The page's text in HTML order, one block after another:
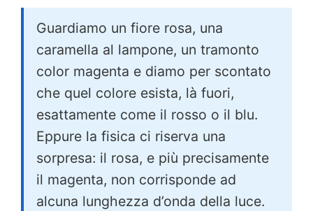
Guardiamo un fiore rosa, una
caramella al lampone, un tramonto
color magenta e diamo per scontato
che quel colore esista, là fuori,
esattamente come il rosso o il blu.
Eppure la fisica ci riserva una
sorpresa: il rosa, e più precisamente
il magenta, non corrisponde ad
alcuna lunghezza d’onda della luce.